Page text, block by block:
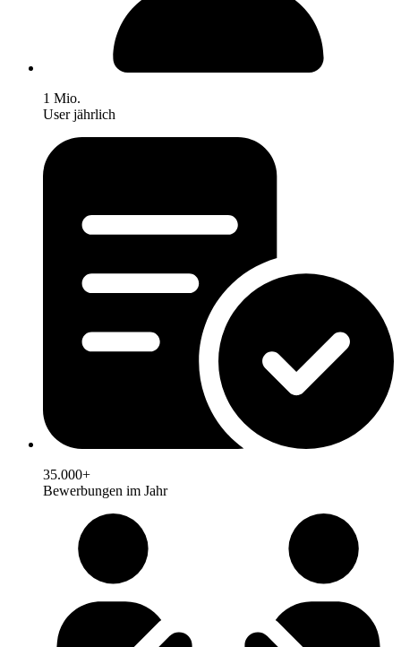
1 Mio.
User jährlich
35.000+
Bewerbungen im Jahr